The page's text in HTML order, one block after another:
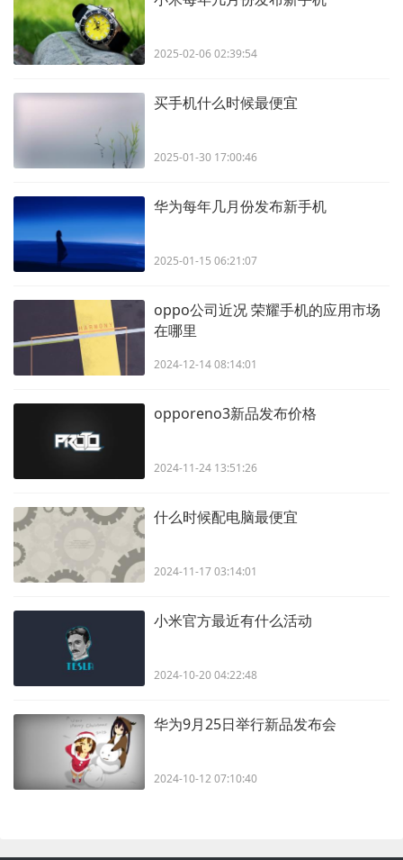
2025-02-06 02:39:54
买手机什么时候最便宜
2025-01-30 17:00:46
华为每年几月份发布新手机
2025-01-15 06:21:07
oppo公司近况 荣耀手机的应用市场
在哪里
2024-12-14 08:14:01
opporeno3新品发布价格
2024-11-24 13:51:26
什么时候配电脑最便宜
2024-11-17 03:14:01
小米官方最近有什么活动
2024-10-20 04:22:48
华为9月25日举行新品发布会
2024-10-12 07:10:40